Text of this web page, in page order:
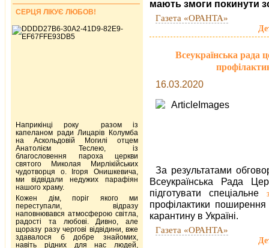
мають змоги покинути
Газета «ОРАНТА»
Всеукраїнська рада
16.03.2020
За результатами
Всеукраїнська Рада
підготувати спеціальне
профілактики поширення
карантину в Україні.
Газета «ОРАНТА»
СЕРЦЯ ЛІКУЄ ЛЮБОВ!
Наприкінці року разом із
капеланом ради Лицарів Колумба
на Аскольдовій Могилі отцем
Анатолієм Теслею, із
благословення пароха церкви
святого Миколая Мирлікійських
чудотворця о. Ігоря Онишкевича,
ми відвідали недужих парафіян
нашого храму.
Кожен дім, поріг якого ми
переступали, відразу
наповнювався атмосферою світла,
радості та любові. Дивно, але
щоразу разу чергові відвідини, вже
здавалося б добре знайомих,
навіть рідних для нас людей,